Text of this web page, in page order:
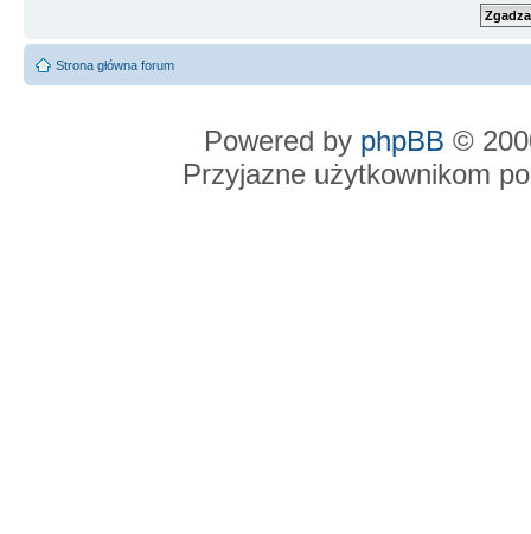
Strona główna forum
Powered by phpBB ©
Przyjazne użytkownikom